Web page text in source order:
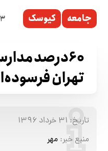
جامعه کیوسک
۶۰درصد
تهران
تاریخ: ۳۱ خرداد ۱۳۹۶
منبع خبر: مهر